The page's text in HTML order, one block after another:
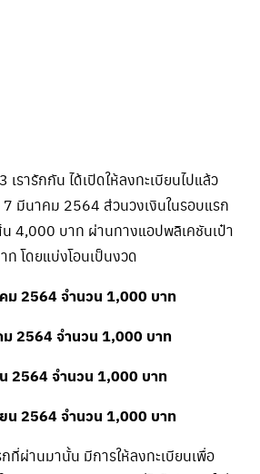
เรารักกัน ได้เปิดให้ลงทะเบียนไปแล้ว
มีนาคม 2564 ส่วนวงเงินในรอบแรก
4,000 บาท ผ่านทางแอปพลิเคชันเป๋า
โดยแบ่งโอนเป็นงวด
ม 2564 จำนวน 1,000 บาท
2564 จำนวน 1,000 บาท
2564 จำนวน 1,000 บาท
น 2564 จำนวน 1,000 บาท
ที่ผ่านมานั้น มีการให้ลงทะเบียนเพื่อ